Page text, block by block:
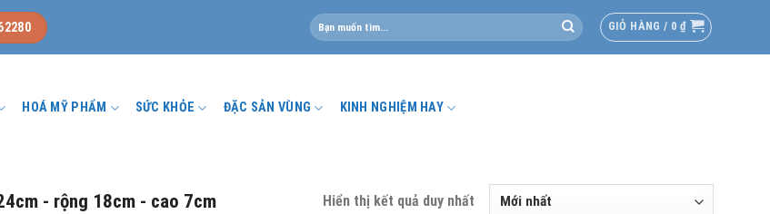
Tìm
kiếm:
GIỎ HÀNG / 0 ₫
HOÁ MỸ PHẨM SỨC KHỎE ĐẶC SẢN VÙNG KINH NGHIỆM HAY
- rộng 18cm - cao 7cm Hiển thị kết quả duy nhất